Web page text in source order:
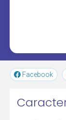
Facebook